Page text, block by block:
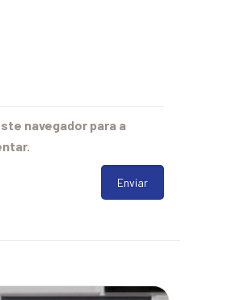
navegador para a